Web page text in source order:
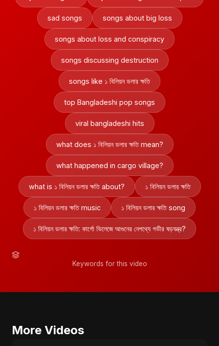
sad songs songs about big loss
songs about loss and conspiracy
songs discussing destruction
songs like ১ বিলিয়ন ডলার ক্ষতি
top Bangladeshi pop songs
viral bangladeshi hits
what does ১ বিলিয়ন ডলার ক্ষতি mean?
what happened in cargo village?
what is ১ বিলিয়ন ডলার ক্ষতি about? ১ বিলিয়ন ডলার ক্ষতি
১ বিলিয়ন ডলার ক্ষতি music ১ বিলিয়ন ডলার ক্ষতি song
১ বিলিয়ন ডলার ক্ষতি: কার্গো ভিলেজে আগুনের নেপথ্যে গভীর ষড়যন্ত্র?
Keywords for this video
More Videos